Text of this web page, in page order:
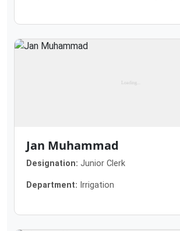
Jan Muhammad
Designation: Junior Clerk
Department: Irrigation